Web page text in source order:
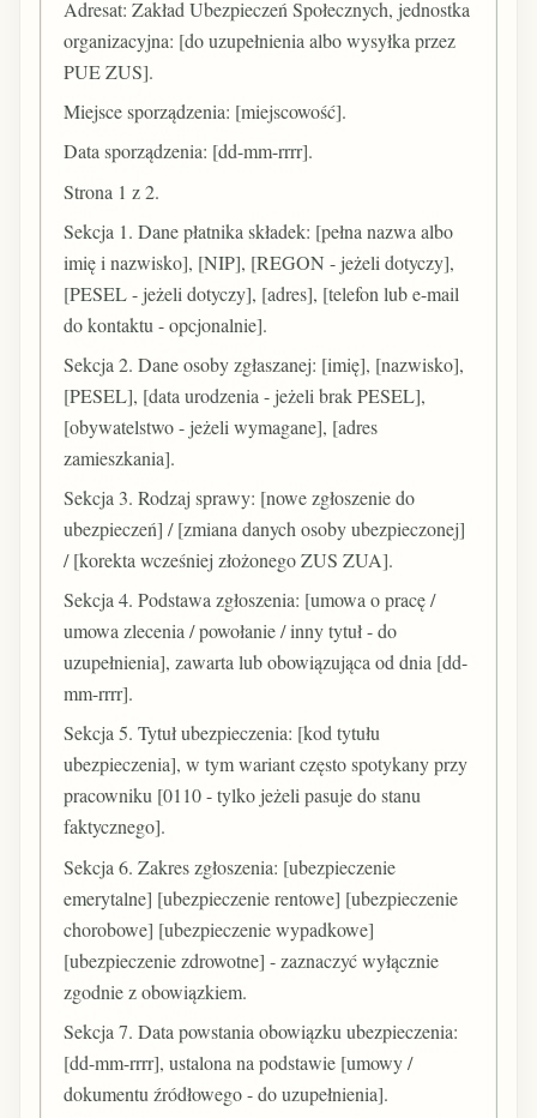
Adresat: Zakład Ubezpieczeń Społecznych, jednostka
organizacyjna: [do uzupełnienia albo wysyłka przez
PUE ZUS].
Miejsce sporządzenia: [miejscowość].
Data sporządzenia: [dd-mm-rrrr].
Strona 1 z 2.
Sekcja 1. Dane płatnika składek: [pełna nazwa albo
imię i nazwisko], [NIP], [REGON - jeżeli dotyczy],
[PESEL - jeżeli dotyczy], [adres], [telefon lub e-mail
do kontaktu - opcjonalnie].
Sekcja 2. Dane osoby zgłaszanej: [imię], [nazwisko],
[PESEL], [data urodzenia - jeżeli brak PESEL],
[obywatelstwo - jeżeli wymagane], [adres
zamieszkania].
Sekcja 3. Rodzaj sprawy: [nowe zgłoszenie do
ubezpieczeń] / [zmiana danych osoby ubezpieczonej]
/ [korekta wcześniej złożonego ZUS ZUA].
Sekcja 4. Podstawa zgłoszenia: [umowa o pracę /
umowa zlecenia / powołanie / inny tytuł - do
uzupełnienia], zawarta lub obowiązująca od dnia [dd-
mm-rrrr].
Sekcja 5. Tytuł ubezpieczenia: [kod tytułu
ubezpieczenia], w tym wariant często spotykany przy
pracowniku [0110 - tylko jeżeli pasuje do stanu
faktycznego].
Sekcja 6. Zakres zgłoszenia: [ubezpieczenie
emerytalne] [ubezpieczenie rentowe] [ubezpieczenie
chorobowe] [ubezpieczenie wypadkowe]
[ubezpieczenie zdrowotne] - zaznaczyć wyłącznie
zgodnie z obowiązkiem.
Sekcja 7. Data powstania obowiązku ubezpieczenia:
[dd-mm-rrrr], ustalona na podstawie [umowy /
dokumentu źródłowego - do uzupełnienia].